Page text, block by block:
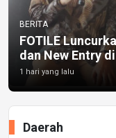
BERITA
FOTILE
dan New Entry
1 hari yang lalu
Daerah